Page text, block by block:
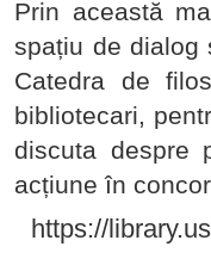
Prin această
spațiu de dialog
Catedra de
bibliotecari,
discuta despre
acțiune în
https://